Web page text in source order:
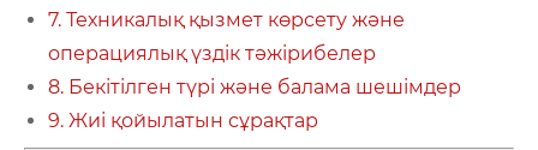
7. Техникалық қызмет көрсету және
операциялық үздік тәжірибелер
8. Бекітілген түрі және балама шешімдер
9. Жиі қойылатын сұрақтар